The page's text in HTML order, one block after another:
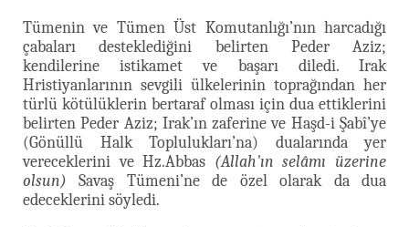
Tümenin ve Tümen Üst Komutanlığı’nın harcadığı
çabaları desteklediğini belirten Peder Aziz;
kendilerine istikamet ve başarı diledi. Irak
Hristiyanlarının sevgili ülkelerinin toprağından her
türlü kötülüklerin bertaraf olması için dua ettiklerini
belirten Peder Aziz; Irak’ın zaferine ve Haşd-i Şabî’ye
(Gönüllü Halk Toplulukları’na) dualarında yer
vereceklerini ve Hz.Abbas (Allah'ın selâmı üzerine
olsun) Savaş Tümeni’ne de özel olarak da dua
edeceklerini söyledi.